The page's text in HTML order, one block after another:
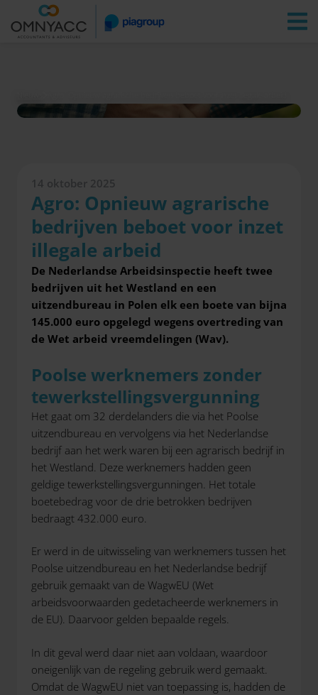
Vestigingen Zoeken
14 oktober 2025
Agro: Opnieuw agrarische
bedrijven beboet voor inzet
illegale arbeid
De Nederlandse Arbeidsinspectie heeft twee
bedrijven uit het Westland en een
uitzendbureau in Polen elk een boete van bijna
145.000 euro opgelegd wegens overtreding van
de Wet arbeid vreemdelingen (Wav).
Poolse werknemers zonder
tewerkstellingsvergunning
Het gaat om 32 derdelanders die via het Poolse
uitzendbureau en vervolgens via het Nederlandse
bedrijf aan het werk waren bij een agrarisch bedrijf in
het Westland. Deze werknemers hadden geen
geldige tewerkstellingsvergunningen. Het totale
boetebedrag voor de drie betrokken bedrijven
bedraagt 432.000 euro.
Er werd in de uitwisseling van werknemers tussen het
Poolse uitzendbureau en het Nederlandse bedrijf
gebruik gemaakt van de WagwEU (Wet
arbeidsvoorwaarden gedetacheerde werknemers in
de EU). Daarvoor gelden bepaalde regels.
In dit geval werd daar niet aan voldaan, waardoor
oneigenlijk van de regeling gebruik werd gemaakt.
Omdat de WagwEU niet van toepassing is, hadden de